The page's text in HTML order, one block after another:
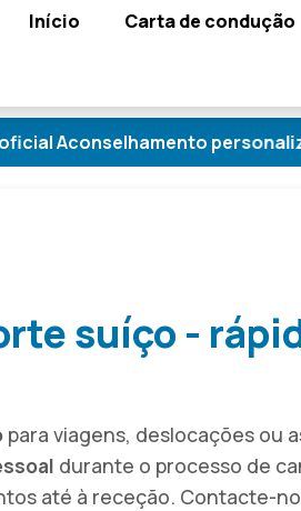
Início Carta de condução
personalizado
suíço -
para viagens, deslocações ou
durante o processo de
até à receção. Contacte-